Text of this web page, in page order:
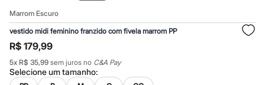
Até 60% off
A partir de 60% off
Feminino
Em alta
Inverno
Alfaiataria
Novidades
Roupas
Marrom Escuro
vestido midi feminino franzido com fivela marrom PP
R$ 179,99
5x R$ 35,99 sem juros no C&A Pay
Selecione umtamanho: